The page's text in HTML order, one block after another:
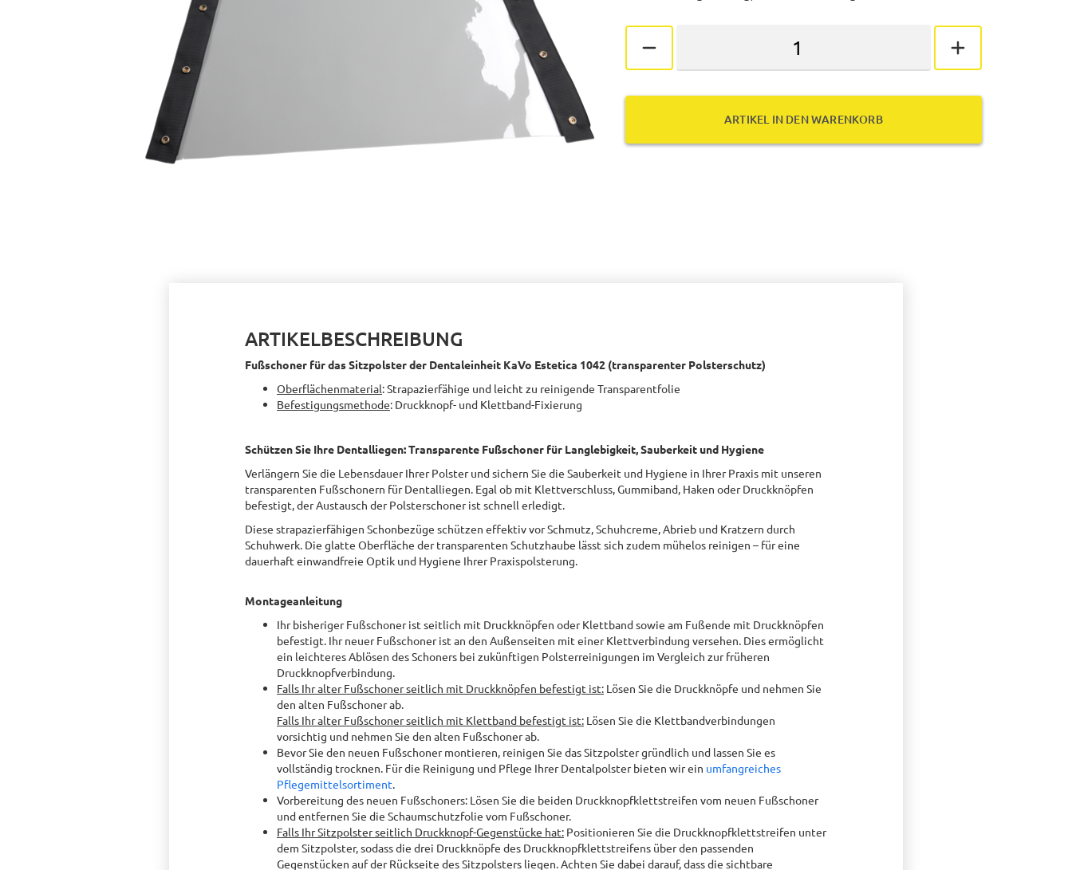
ARTIKEL IN DEN WARENKORB
ARTIKELBESCHREIBUNG
Fußschoner für das Sitzpolster der Dentaleinheit KaVo Estetica 1042 (transparenter Polsterschutz)
Oberflächenmaterial: Strapazierfähige und leicht zu reinigende Transparentfolie
Befestigungsmethode: Druckknopf- und Klettband-Fixierung
Schützen Sie Ihre Dentalliegen: Transparente Fußschoner für Langlebigkeit, Sauberkeit und Hygiene
Verlängern Sie die Lebensdauer Ihrer Polster und sichern Sie die Sauberkeit und Hygiene in Ihrer Praxis mit unseren
transparenten Fußschonern für Dentalliegen. Egal ob mit Klettverschluss, Gummiband, Haken oder Druckknöpfen
befestigt, der Austausch der Polsterschoner ist schnell erledigt.
Diese strapazierfähigen Schonbezüge schützen effektiv vor Schmutz, Schuhcreme, Abrieb und Kratzern durch
Schuhwerk. Die glatte Oberfläche der transparenten Schutzhaube lässt sich zudem mühelos reinigen – für eine
dauerhaft einwandfreie Optik und Hygiene Ihrer Praxispolsterung.
Montageanleitung
Ihr bisheriger Fußschoner ist seitlich mit Druckknöpfen oder Klettband sowie am Fußende mit Druckknöpfen
befestigt. Ihr neuer Fußschoner ist an den Außenseiten mit einer Klettverbindung versehen. Dies ermöglicht
ein leichteres Ablösen des Schoners bei zukünftigen Polsterreinigungen im Vergleich zur früheren
Druckknopfverbindung.
Falls Ihr alter Fußschoner seitlich mit Druckknöpfen befestigt ist: Lösen Sie die Druckknöpfe und nehmen Sie
den alten Fußschoner ab.
Falls Ihr alter Fußschoner seitlich mit Klettband befestigt ist: Lösen Sie die Klettbandverbindungen
vorsichtig und nehmen Sie den alten Fußschoner ab.
Bevor Sie den neuen Fußschoner montieren, reinigen Sie das Sitzpolster gründlich und lassen Sie es
vollständig trocknen. Für die Reinigung und Pflege Ihrer Dentalpolster bieten wir ein umfangreiches
Pflegemittelsortiment.
Vorbereitung des neuen Fußschoners: Lösen Sie die beiden Druckknopfklettstreifen vom neuen Fußschoner
und entfernen Sie die Schaumschutzfolie vom Fußschoner.
Falls Ihr Sitzpolster seitlich Druckknopf-Gegenstücke hat: Positionieren Sie die Druckknopfklettstreifen unter
dem Sitzpolster, sodass die drei Druckknöpfe des Druckknopfklettstreifens über den passenden
Gegenstücken auf der Rückseite des Sitzpolsters liegen. Achten Sie dabei darauf, dass die sichtbare